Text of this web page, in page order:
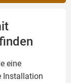
eine
Installation